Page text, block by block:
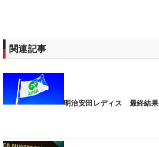
関連記事
明治安田レディス 最終結果